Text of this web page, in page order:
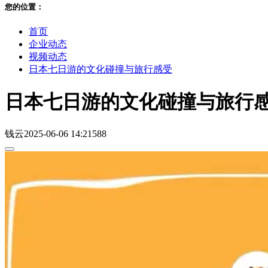
您的位置：
首页
企业动态
视频动态
日本七日游的文化碰撞与旅行感受
日本七日游的文化碰撞与旅行
钱云2025-06-06 14:21 588